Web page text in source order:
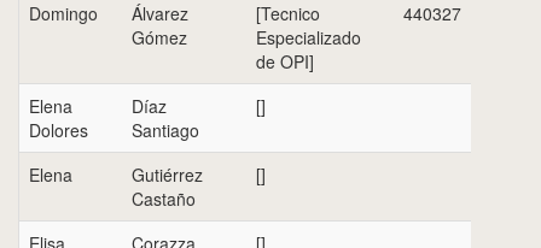
Domingo
Álvarez
Gómez
[Tecnico
Especializado
de OPI]
440327
Elena
Dolores
Díaz
Santiago
[]
Elena
Gutiérrez
Castaño
[]
Elisa
Corazza
[]